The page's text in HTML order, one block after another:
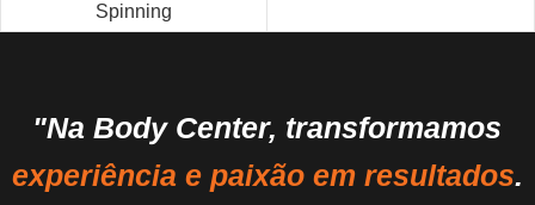
Spinning
"Na Body Center, transformamos
experiência e paixão em resultados.